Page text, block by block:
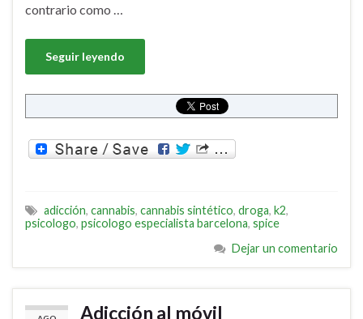
contrario como …
Seguir leyendo
adicción, cannabis, cannabis sintético, droga, k2,
psicologo, psicologo especialista barcelona, spice
Dejar un comentario
Adicción al móvil